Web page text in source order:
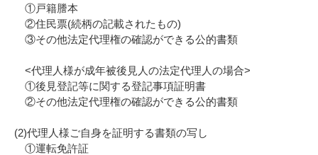
①戸籍謄本
②住民票(続柄の記載されたもの)
③その他法定代理権の確認ができる公的書類
<代理人様が成年被後見人の法定代理人の場合>
①後見登記等に関する登記事項証明書
②その他法定代理権の確認ができる公的書類
(2)代理人様ご自身を証明する書類の写し
①運転免許証